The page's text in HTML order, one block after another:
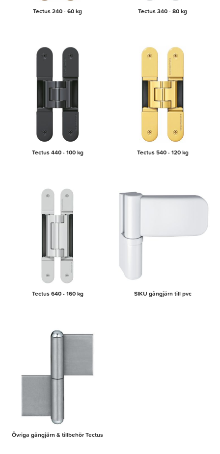
Tectus 240 - 60 kg Tectus 340 - 80 kg
Tectus 440 - 100 kg Tectus 540 - 120 kg
Tectus 640 - 160 kg SIKU gångjärn till pvc
Övriga gångjärn & tillbehör Tectus